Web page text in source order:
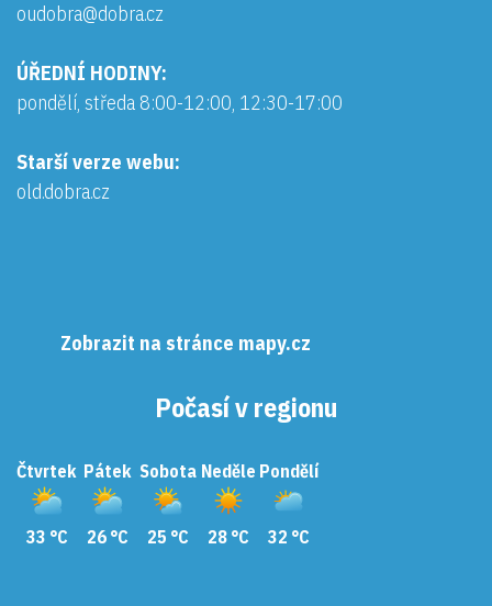
oudobra@dobra.cz
ÚŘEDNÍ HODINY:
pondělí, středa 8:00-12:00, 12:30-17:00
Starší verze webu:
old.dobra.cz
Zobrazit na stránce mapy.cz
Počasí v regionu
Čtvrtek
33 °C
Pátek
26 °C
Sobota
25 °C
Neděle
28 °C
Pondělí
32 °C